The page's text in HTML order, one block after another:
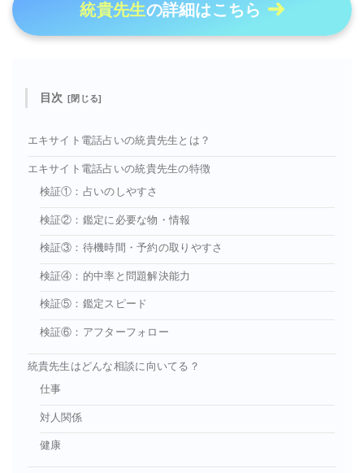
統貴先生の詳細はこちら
目次
エキサイト電話占いの統貴先生とは？
エキサイト電話占いの統貴先生の特徴
検証①：占いのしやすさ
検証②：鑑定に必要な物・情報
検証③：待機時間・予約の取りやすさ
検証④：的中率と問題解決能力
検証⑤：鑑定スピード
検証⑥：アフターフォロー
統貴先生はどんな相談に向いてる？
仕事
対人関係
健康